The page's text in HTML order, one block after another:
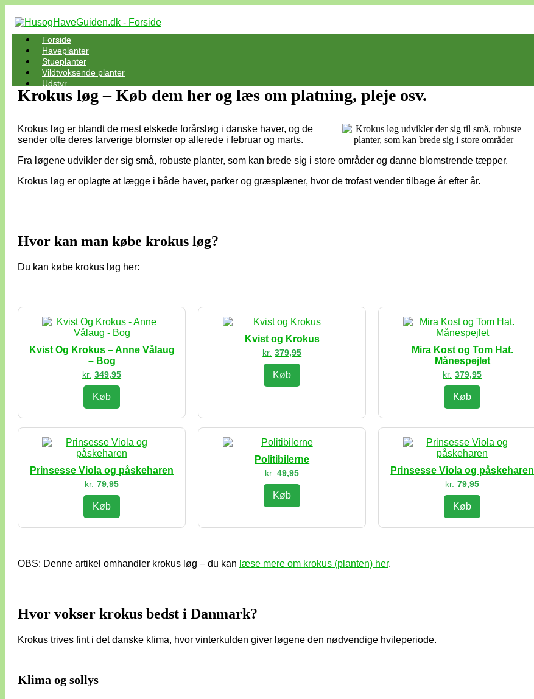
Forside
Haveplanter
Stueplanter
Vildtvoksende planter
Udstyr
Krokus løg – Køb dem her og læs om platning, pleje osv.
Krokus løg er blandt de mest elskede forårsløg i danske haver, og de
sender ofte deres farverige blomster op allerede i februar og marts.
Fra løgene udvikler der sig små, robuste planter, som kan brede sig i store områder og danne blomstrende tæpper.
Krokus løg er oplagte at lægge i både haver, parker og græsplæner, hvor de trofast vender tilbage år efter år.
Hvor kan man købe krokus løg?
Du kan købe krokus løg her:
Kvist Og Krokus – Anne Vålaug
– Bog
kr. 349,95
Køb
Kvist og Krokus
kr. 379,95
Køb
Mira Kost og Tom Hat.
Månespejlet
kr. 379,95
Køb
Prinsesse Viola og påskeharen
kr. 79,95
Køb
Politibilerne
kr. 49,95
Køb
Prinsesse Viola og påskeharen
kr. 79,95
Køb
OBS: Denne artikel omhandler krokus løg – du kan læse mere om krokus (planten) her.
Hvor vokser krokus bedst i Danmark?
Krokus trives fint i det danske klima, hvor vinterkulden giver løgene den nødvendige hvileperiode.
Klima og sollys